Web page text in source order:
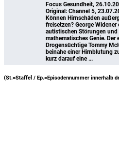
Focus Gesundheit,
Original: Channel 5,
Können Hirnschäden
freisetzen? George
autistischen Störungen und
mathematisches Genie. Der
Drogensüchtige Tommy
beinahe einer Hirnblutung
kurz darauf eine ...
(St.=Staffel / Ep.=Episodennummer innerhalb